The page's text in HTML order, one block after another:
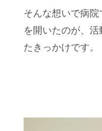
そんな想いで病
を開いたのが、
たきっかけです。